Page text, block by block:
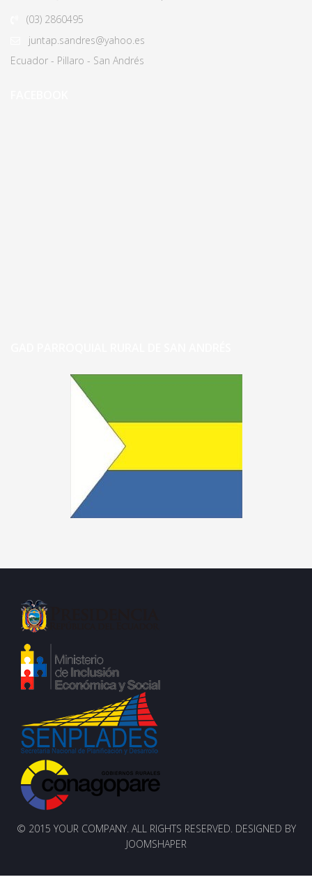
(03) 2860495
juntap.sandres@yahoo.es
Ecuador - Pillaro - San Andrés
© 2015 YOUR COMPANY. ALL RIGHTS RESERVED. DESIGNED BY
JOOMSHAPER